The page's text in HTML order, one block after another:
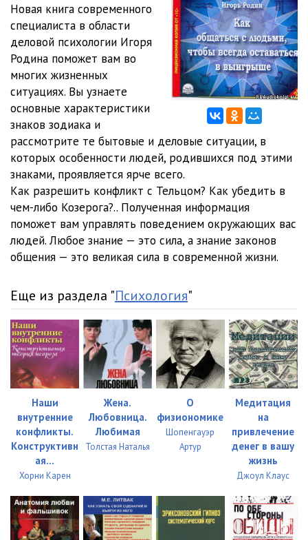
Новая книга современного
специалиста в области
деловой психологии Игоря
Родина поможет вам во
многих жизненных
ситуациях. Вы узнаете
основные характеристики
знаков зодиака и
рассмотрите те бытовые и деловые ситуации, в
которых особенности людей, родившихся под этими
знаками, проявляется ярче всего.
Как разрешить конфликт с Тельцом? Как убедить в
чем-либо Козерога?.. Полученная информация
поможет вам управлять поведением окружающих вас
людей. Любое знание — это сила, а знание законов
общения — это великая сила в современной жизни.
Еще из раздела "Психология"
Наши
внутренние
конфликты.
Конструктивн
ая...
Хорни Карен
Жена.
Любовница.
Любимая
Толстая Наталья
О
физиономике
Шопенгауэр
Артур
Медитация
на
привлечение
денег в вашу
жизнь
Джоул Клаус